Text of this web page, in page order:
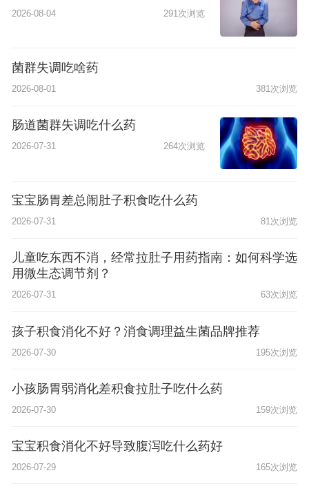
2026-08-04 291次浏览
菌群失调吃啥药
2026-08-01 381次浏览
肠道菌群失调吃什么药
2026-07-31 264次浏览
宝宝肠胃差总闹肚子积食吃什么药
2026-07-31 81次浏览
儿童吃东西不消，经常拉肚子用药指南：如何科学选
用微生态调节剂？
2026-07-31 63次浏览
孩子积食消化不好？消食调理益生菌品牌推荐
2026-07-30 195次浏览
小孩肠胃弱消化差积食拉肚子吃什么药
2026-07-30 159次浏览
宝宝积食消化不好导致腹泻吃什么药好
2026-07-29 165次浏览